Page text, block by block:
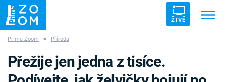
ŽIVĚ
ZÁHADY VETŘELCI DÁVNOVĚKU
Prima Zoom ■ Příroda
Přežije jen jedna z tisíce.